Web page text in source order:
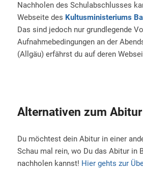
Nachholen des Schulabschlusses
Webseite des Kultusministeriums
Das sind jedoch nur grundlegende
Aufnahmebedingungen an der
(Allgäu) erfährst du auf deren
Alternativen zum
Du möchtest dein Abitur in einer
Schau mal rein, wo Du das Abitur in
nachholen kannst! Hier gehts zur